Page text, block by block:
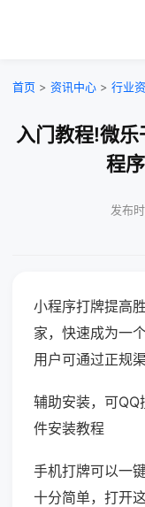
首页 > 资讯中心 > 行业
入门教程!微
程
发布
小程序打牌提高
家，快速成为一
用户可通过正规
辅助安装，可
件安装教程
手机打牌可以一
十分简单，打开